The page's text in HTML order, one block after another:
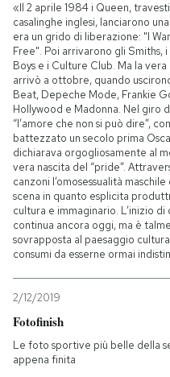
NEWSLETTER
I MIEI PREFERITI
SHOP
CALENDARIO
AREA PERSONALE
Entra
«Il 2 aprile 1984 i Queen,
casalinghe inglesi, lanciarono
era un grido di liberazione: "I
Free". Poi arrivarono gli Smiths,
Boys e i Culture Club. Ma la vera
arrivò a ottobre, quando
Beat, Depeche Mode, Frankie
Hollywood e Madonna. Nel giro
“l’amore che non si può dire”,
battezzato un secolo prima
dichiarava orgogliosamente al
vera nascita del “pride”.
canzoni l’omosessualità
scena in quanto esplicita
cultura e immaginario. L’inizio di
continua ancora oggi, ma è
sovrapposta al paesaggio
consumi da esserne ormai
2/12/2019
Fotofinish
Le foto sportive più belle della
appena finita